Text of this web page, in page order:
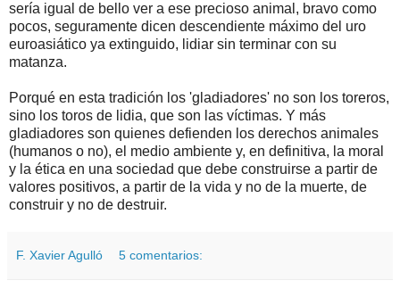
sería igual de bello ver a ese precioso animal, bravo como
pocos, seguramente dicen descendiente máximo del uro
euroasiático ya extinguido, lidiar sin terminar con su
matanza.
Porqué en esta tradición los 'gladiadores' no son los toreros,
sino los toros de lidia, que son las víctimas. Y más
gladiadores son quienes defienden los derechos animales
(humanos o no), el medio ambiente y, en definitiva, la moral
y la ética en una sociedad que debe construirse a partir de
valores positivos, a partir de la vida y no de la muerte, de
construir y no de destruir.
F. Xavier Agulló 5 comentarios: